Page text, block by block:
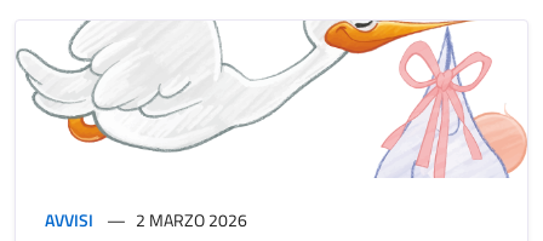
AVVISI 2 MARZO 2026